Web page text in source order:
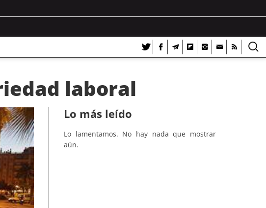
laboral
Lo más leído
Lo lamentamos. No hay nada que mostrar
aún.